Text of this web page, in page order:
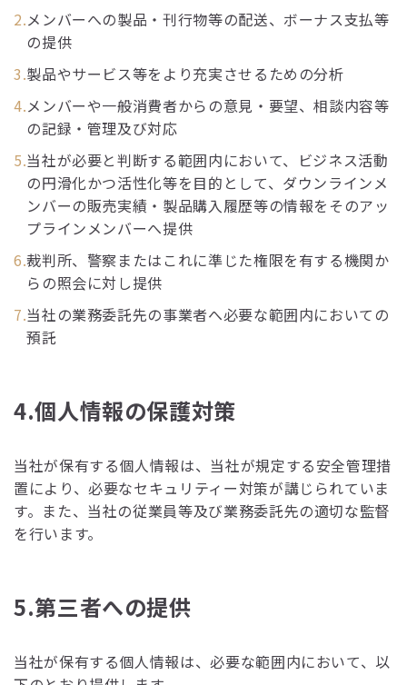
メンバーへの製品・刊行物等の配送、ボーナス支払等
の提供
製品やサービス等をより充実させるための分析
メンバーや一般消費者からの意見・要望、相談内容等
の記録・管理及び対応
当社が必要と判断する範囲内において、ビジネス活動
の円滑化かつ活性化等を目的として、ダウンラインメ
ンバーの販売実績・製品購入履歴等の情報をそのアッ
プラインメンバーへ提供
裁判所、警察またはこれに準じた権限を有する機関か
らの照会に対し提供
当社の業務委託先の事業者へ必要な範囲内においての
預託
4.個人情報の保護対策
当社が保有する個人情報は、当社が規定する安全管理措
置により、必要なセキュリティー対策が講じられていま
す。また、当社の従業員等及び業務委託先の適切な監督
を行います。
5.第三者への提供
当社が保有する個人情報は、必要な範囲内において、以